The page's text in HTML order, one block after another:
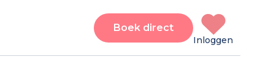
Boek direct
Inloggen